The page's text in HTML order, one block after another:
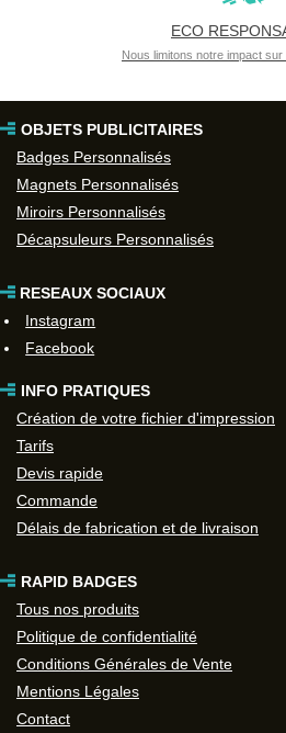
ECO
Nous limitons notre impact
OBJETS PUBLICITAIRES
Badges Personnalisés
Magnets Personnalisés
Miroirs Personnalisés
Décapsuleurs Personnalisés
RESEAUX SOCIAUX
Instagram
Facebook
INFO PRATIQUES
Création de votre fichier d'impression
Tarifs
Devis rapide
Commande
Délais de fabrication et de livraison
RAPID BADGES
Tous nos produits
Politique de confidentialité
Conditions Générales de Vente
Mentions Légales
Contact